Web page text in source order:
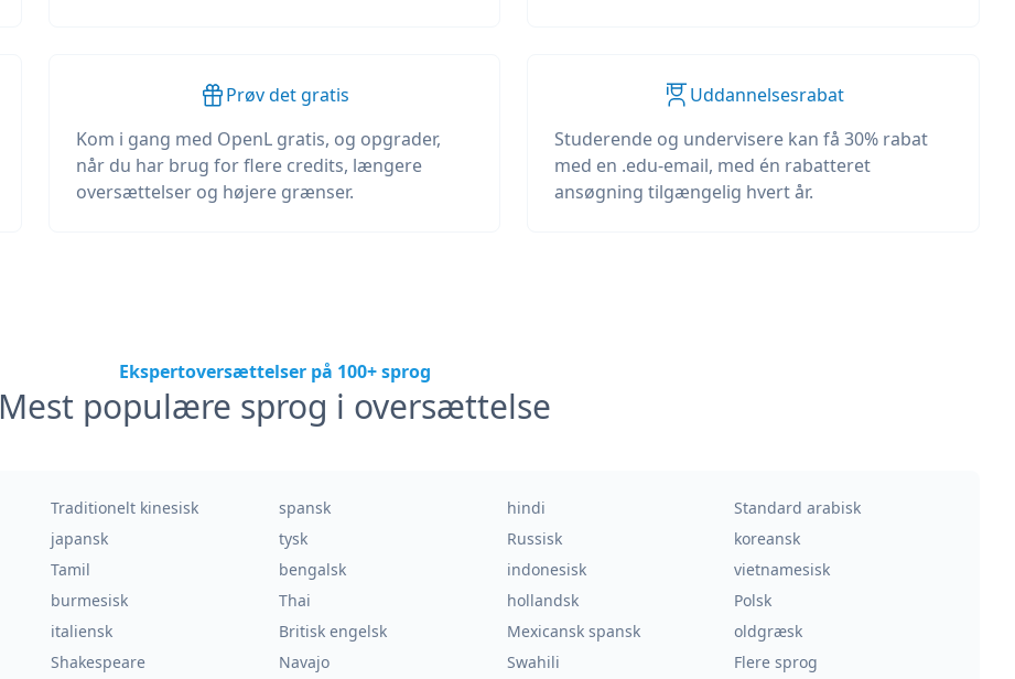
Prøv det gratis
Kom i gang med OpenL gratis, og opgrader,
når du har brug for flere credits, længere
oversættelser og højere grænser.
Uddannelsesrabat
Studerende og undervisere kan få 30% rabat
med en .edu-email, med én rabatteret
ansøgning tilgængelig hvert år.
Ekspertoversættelser på 100+ sprog
Mest populære sprog i oversættelse
Traditionelt kinesisk spansk hindi
Standard arabisk
japansk tysk Russisk
koreansk
Tamil bengalsk indonesisk
vietnamesisk
burmesisk Thai hollandsk
Polsk
italiensk Britisk engelsk Mexicansk spansk
oldgræsk
Shakespeare Navajo Swahili Flere sprog